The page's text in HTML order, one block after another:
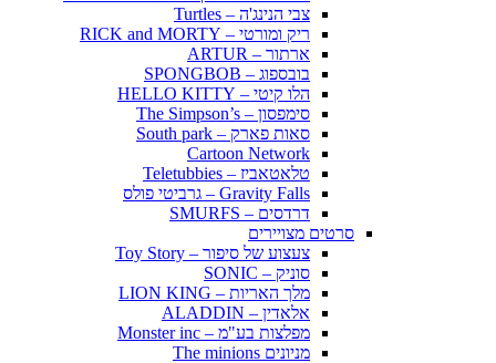
צבי הנינג'ה – Turtles
ריק ומורטי – RICK and MORTY
ארתור – ARTUR
בובספוג – SPONGBOB
הלו קיטי – HELLO KITTY
סימפסון – The Simpson’s
סאות פארק – South park
Cartoon Network
טלאטאביז – Teletubbies
Gravity Falls – גרביטי פולס
דרדסים – SMURFS
סרטים מצויירים
צעצוע של סיפור – Toy Story
סוניק – SONIC
מלך האריות – LION KING
אלאדין – ALADDIN
מפלצות בע"מ – Monster inc
מניונים The minions